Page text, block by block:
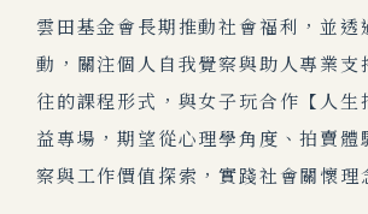
雲田基金會長期推動社會福利，並透
動，關注個人自我覺察與助人專業支
往的課程形式，與女子玩合作【人生
益專場，期望從心理學角度、拍賣體
察與工作價值探索，實踐社會關懷理